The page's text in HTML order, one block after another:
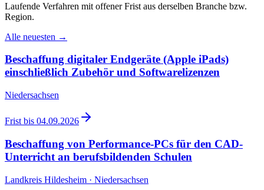
Laufende Verfahren mit offener Frist aus derselben Branche bzw.
Region.
Alle neuesten →
Beschaffung digitaler Endgeräte (Apple iPads)
einschließlich Zubehör und Softwarelizenzen
Niedersachsen
Frist bis 04.09.2026
Beschaffung von Performance-PCs für den CAD-
Unterricht an berufsbildenden Schulen
Landkreis Hildesheim · Niedersachsen